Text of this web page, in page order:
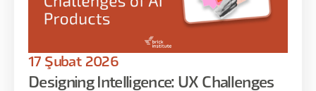
17 Şubat 2026
Designing Intelligence: UX Challenges